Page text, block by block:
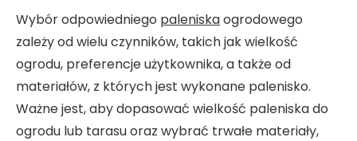
Wybór odpowiedniego paleniskaogrodowego
zależy od wielu czynników, takich jak wielkość
ogrodu, preferencje użytkownika, a także od
materiałów, z których jest wykonane palenisko.
Ważne jest, aby dopasować wielkość paleniska do
ogrodu lub tarasu oraz wybrać trwałe materiały,